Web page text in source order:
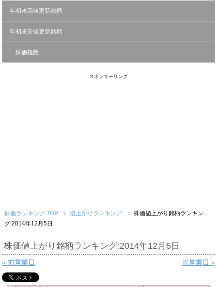
年初来高値更新銘柄
年初来安値更新銘柄
株価指数
スポンサーリンク
株価ランキング TOP 値上がりランキング
株価値上がり銘柄ランキン
グ:2014年12月5日
株価値上がり銘柄ランキング:2014年12月5日
« 前営業日 次営業日 »